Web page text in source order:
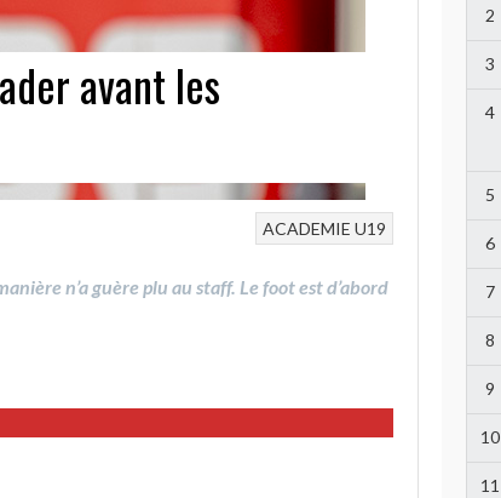
avant les
ACADEMIE U19
n’a guère plu au staff. Le foot est d’abord
2
3
4
5
6
7
8
9
10
11